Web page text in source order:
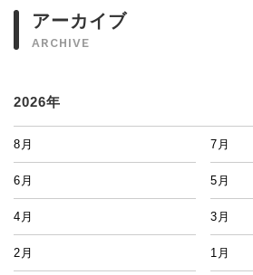
アーカイブ
ARCHIVE
2026年
8月 7月
6月 5月
4月 3月
2月 1月